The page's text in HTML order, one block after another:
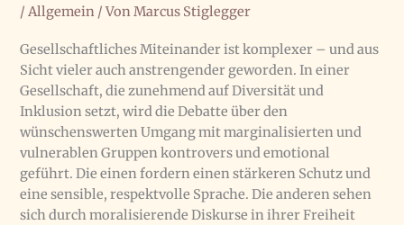
/Allgemein / VonMarcus Stiglegger
Gesellschaftliches Miteinander ist komplexer – und aus
Sicht vieler auch anstrengender geworden. In einer
Gesellschaft, die zunehmend auf Diversität und
Inklusion setzt, wird die Debatte über den
wünschenswerten Umgang mit marginalisierten und
vulnerablen Gruppen kontrovers und emotional
geführt. Die einen fordern einen stärkeren Schutz und
eine sensible, respektvolle Sprache. Die anderen sehen
sich durch moralisierende Diskurse in ihrer Freiheit